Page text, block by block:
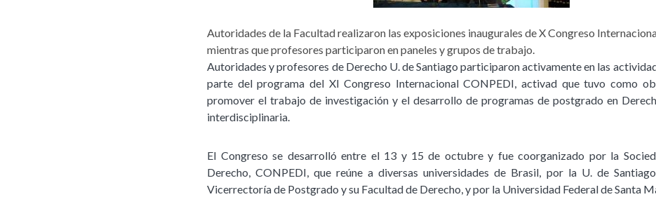
Autoridades de la Facultad realizaron las exposiciones inaugurales de X Congreso
mientras que profesores participaron en paneles y grupos de trabajo.
Autoridades y profesores de Derecho U. de Santiago participaron activamente en las
parte del programa del XI Congreso Internacional CONPEDI, activad que tuvo como
promover el trabajo de investigación y el desarrollo de programas de postgrado en
interdisciplinaria.
El Congreso se desarrolló entre el 13 y 15 de octubre y fue coorganizado por la
Derecho, CONPEDI, que reúne a diversas universidades de Brasil, por la U. de
Vicerrectoría de Postgrado y su Facultad de Derecho, y por la Universidad Federal de Santa